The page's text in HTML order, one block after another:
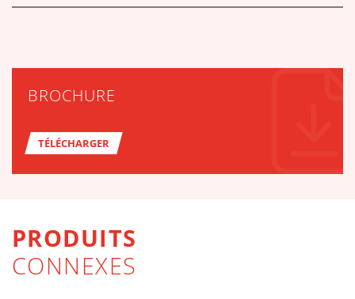
BROCHURE
TÉLÉCHARGER
PRODUITS
CONNEXES